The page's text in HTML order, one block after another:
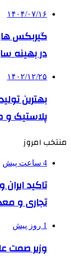
۱۴۰۴/۰۷/۱۶
گیربکس
در بهینه
۱۴۰۲/۱۲/۲۵
بهترین
پلاستیک و
منتخب امروز
4 ساعت پیش
تاکید
تجاری و
1 روز پیش
وزیر صمت